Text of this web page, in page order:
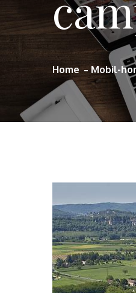
Home Mobil-